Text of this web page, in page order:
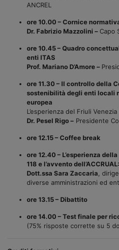
ANCREL
ore 10.00 – Cornice
Dr. Fabrizio Mazzolini – Capo
ore 10.45 – Quadro
enti ITAS
Prof. Mariano D’Amore –
ore 11.30 – Il controllo della
sostenibilità degli enti locali
europea
L’esperienza del Friuli Venezia
Dr. Pesel Rigo – Presidente
ore 12.15 – Coffee break
ore 12.40 – L’esperienza
118 e l’avvento
Dott.ssa Sara Zaccaria ,
diverse amministrazioni ed
ore 13.15 – Dibattito
ore 14.00 – Test finale per
(75% risposte corrette su 5